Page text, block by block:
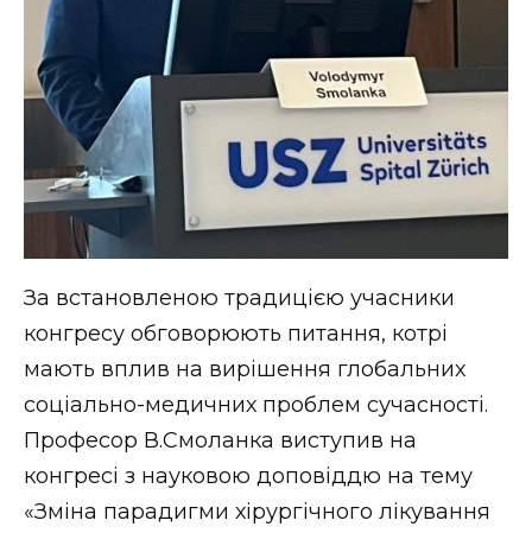
За встановленою традицією учасники
конгресу обговорюють питання, котрі
мають вплив на вирішення глобальних
соціально-медичних проблем сучасності.
Професор В.Смоланка виступив на
конгресі з науковою доповіддю на тему
«Зміна парадигми хірургічного лікування